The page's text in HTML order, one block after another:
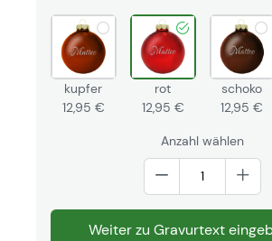
kupfer
12,95 €
rot
12,95 €
schoko
12,95 €
Anzahl wählen
Weiter zu Gravurtext